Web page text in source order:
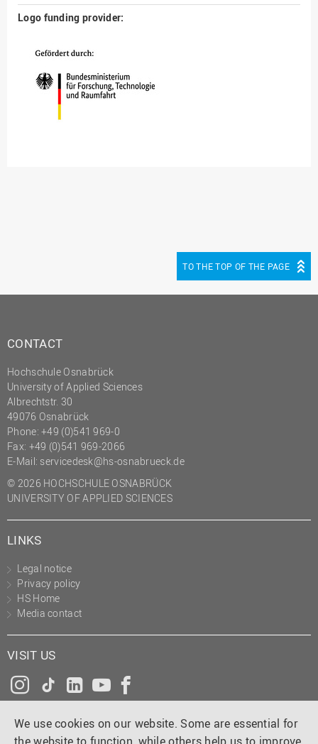
We use cookies on our website. Some are essential for
Logo funding provider:
TO THE TOP OF THE PAGE
CONTACT
Hochschule Osnabrück
University of Applied Sciences
Albrechtstr. 30
49076 Osnabrück
Phone: +49 (0)541 969-0
Fax: +49 (0)541 969-2066
E-Mail: servicedesk@hs-osnabrueck.de
© 2026 HOCHSCHULE OSNABRÜCK
UNIVERSITY OF APPLIED SCIENCES
LINKS
Legal notice
Privacy policy
HS Home
Media contact
VISIT US
Instagram
Tiktok
LinkedInYouTube